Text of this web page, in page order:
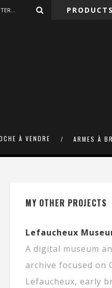
PRODUCTS
À VENDRE ARMES À
MY OTHER PROJECTS
Lefaucheux
A digital museum
archive focused on
Lefaucheux, early